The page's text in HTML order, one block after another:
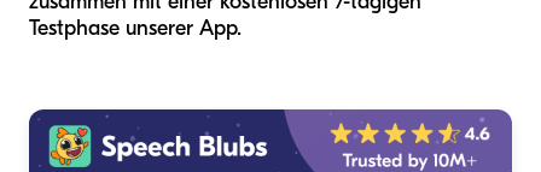
Testphase unserer App.